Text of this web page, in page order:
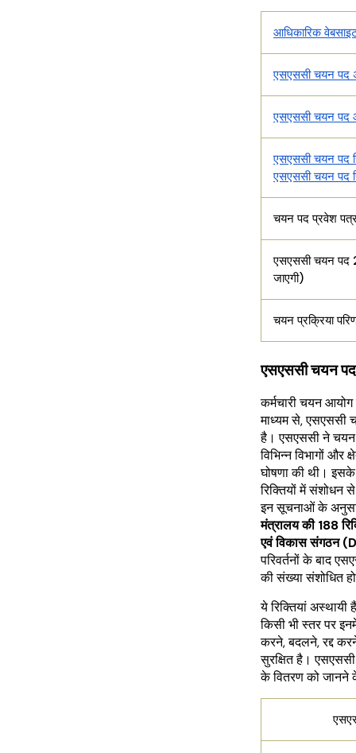
आधिकारिक
एसएससी चयन पद
एसएससी चयन पद
एसएससी चयन पद
एसएससी चयन पद
चयन पद प्रवेश
एसएससी चयन पद
जाएगी)
चयन प्रक्रिया
एसएससी चयन पद
कर्मचारी चयन
माध्यम से, एसएससी
है। एसएससी ने चयन
विभिन्न विभागों और
घोषणा की थी।
रिक्तियों में संशोधन
इन सूचनाओं के
मंत्रालय की 188
एवं विकास संगठन
परिवर्तनों के बाद
की संख्या संशोधित
ये रिक्तियां
किसी भी स्तर पर
करने, बदलने, रद्द
सुरक्षित है।
के वितरण को जानने